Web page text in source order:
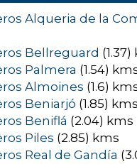
Alqueria de la
Bellreguard
Palmera (1.54)
Almoines (1.6)
Beniarjó (1.85) kms
Beniflá (2.04) kms
Piles (2.85) kms
Real de Gandía